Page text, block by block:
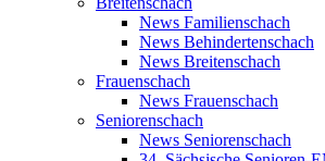
News Familienschach
News Behindertenschach
News Breitenschach
Frauenschach
News Frauenschach
Seniorenschach
News Seniorenschach